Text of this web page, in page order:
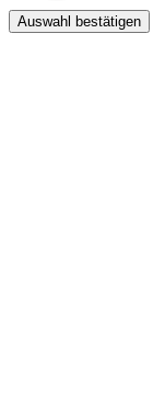
Auswahl bestätigen